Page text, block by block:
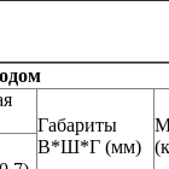
Габариты
В*Ш*Г (мм)